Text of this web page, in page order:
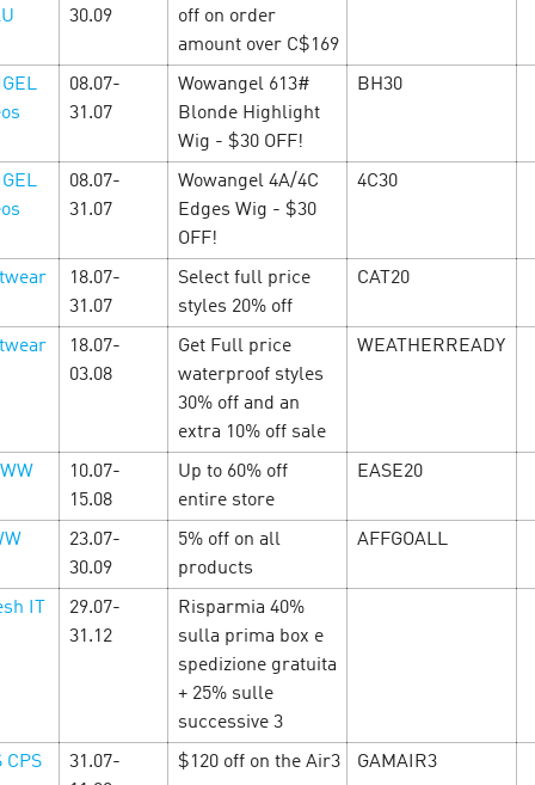
Года в Cityads —
уже в разгаре, а
New Year’s
December’24
From the 1st till the 31st of
Year Festival of
There will be CPAi offers,
Year promotions! Don’t wait
30.09
off on order
amount over C$169
08.07-
31.07
Wowangel 613#
Blonde Highlight
Wig - $30 OFF!
BH30
08.07-
31.07
Wowangel 4A/4C
Edges Wig - $30
OFF!
4C30
18.07-
31.07
Select full price
styles 20% off
CAT20
18.07-
03.08
Get Full price
waterproof styles
30% off and an
extra 10% off sale
WEATHERREADY
10.07-
15.08
Up to 60% off
entire store
EASE20
23.07-
30.09
5% off on all
products
AFFGOALL
IT
29.07-
31.12
Risparmia 40%
sulla prima box e
spedizione gratuita
+ 25% sulle
successive 3
CPS
31.07-
$120 off on the Air3 GAMAIR3